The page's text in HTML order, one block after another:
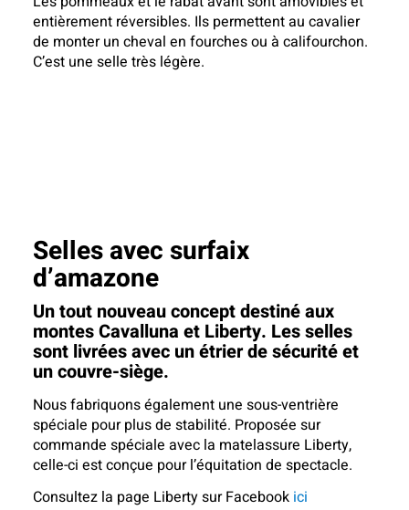
entièrement réversibles. Ils permettent au cavalier
de monter un cheval en fourches ou à califourchon.
C’est une selle très légère.
Selles avec surfaix
d’amazone
Un tout nouveau concept destiné aux
montes Cavalluna et Liberty. Les selles
sont livrées avec un étrier de sécurité et
un couvre-siège.
Nous fabriquons également une sous-ventrière
spéciale pour plus de stabilité. Proposée sur
commande spéciale avec la matelassure Liberty,
celle-ci est conçue pour l’équitation de spectacle.
Consultez la page Liberty sur Facebook ici